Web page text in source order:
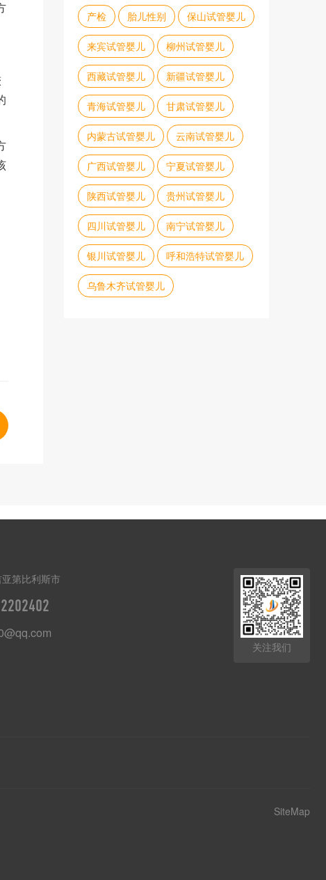
产检 胎儿性别 保山试管婴儿
来宾试管婴儿 柳州试管婴儿
西藏试管婴儿 新疆试管婴儿
青海试管婴儿 甘肃试管婴儿
内蒙古试管婴儿 云南试管婴儿
广西试管婴儿 宁夏试管婴儿
陕西试管婴儿 贵州试管婴儿
四川试管婴儿 南宁试管婴儿
银川试管婴儿 呼和浩特试管婴儿
乌鲁木齐试管婴儿
第比利斯市
关注我们
SiteMap